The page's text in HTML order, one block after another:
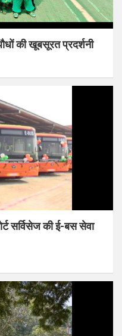
की खूबसूरत प्रदर्शनी
सर्विसेज की ई-बस सेवा